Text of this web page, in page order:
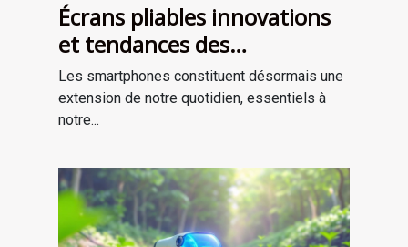
Écrans pliables innovations
et tendances des
smartphones de demain
Les smartphones constituent désormais une
extension de notre quotidien, essentiels à
notre...